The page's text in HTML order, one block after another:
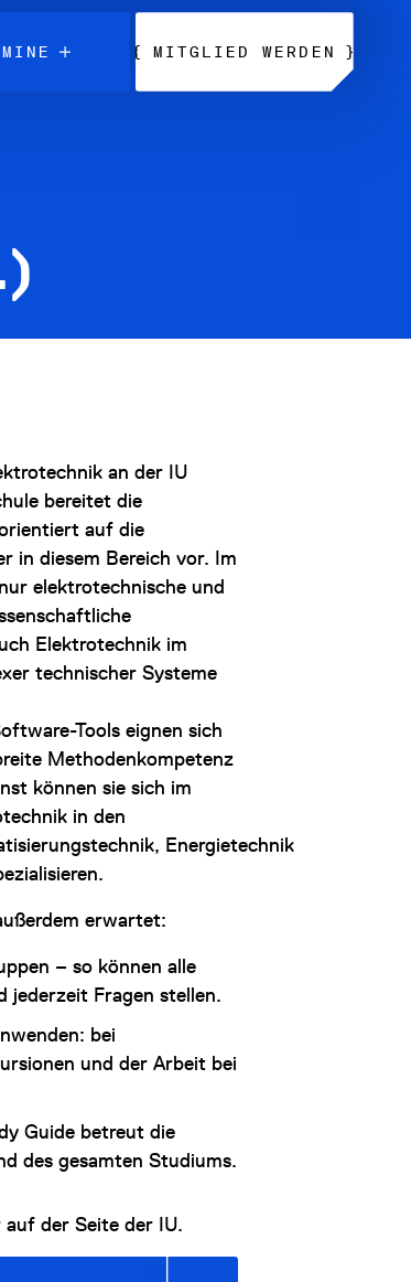
{ MITGLIED WERDEN }
an der IU
bereitet die
auf die
in diesem Bereich vor. Im
elektrotechnische und
Elektrotechnik im
technischer Systeme
Tools eignen sich
Methodenkompetenz
können sie sich im
in den
Energietechnik
erwartet:
– so können alle
jederzeit Fragen stellen.
bei
und der Arbeit bei
Guide betreut die
des gesamten Studiums.
der Seite der IU.